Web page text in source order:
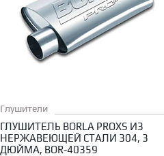
Глушители
ГЛУШИТЕЛЬ BORLA PROXS ИЗ
НЕРЖАВЕЮЩЕЙ СТАЛИ 304, 3
ДЮЙМА, BOR-40359